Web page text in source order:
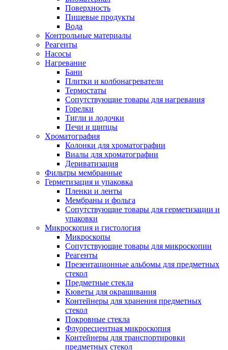
Поверхность
Пищевые продукты
Вода
Контрольные материалы
Реагенты
Насосы
Нагревание
Бани
Плитки и колбонагреватели
Термостаты
Сопутствующие товары для нагревания
Горелки
Тигли и лодочки
Печи и щипцы
Хроматография
Колонки для хроматографии
Виалы для хроматографии
Дериватизация
Фильтры мембранные
Герметизация и упаковка
Пленки и ленты
Мембраны и фольга
Сопутствующие товары для герметизации и
упаковки
Микроскопия и гистология
Микроскопы
Сопутствующие товары для микроскопии
Реагенты
Презентационные альбомы для предметных
стекол
Предметные стекла
Кюветы для окрашивания
Контейнеры для хранения предметных
стекол
Покровные стекла
Флуоресцентная микроскопия
Контейнеры для транспортировки
предметных стекол